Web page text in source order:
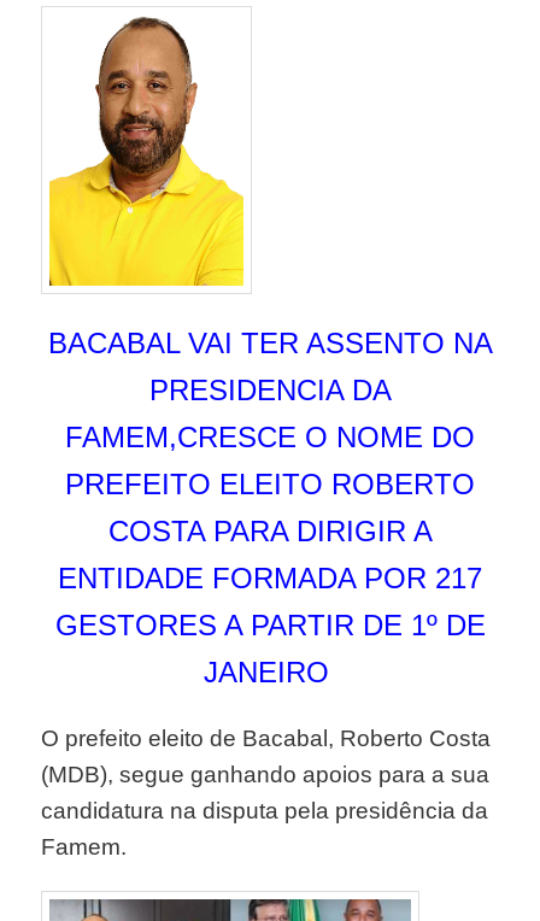
BACABAL VAI TER ASSENTO NA
PRESIDENCIA DA
FAMEM,CRESCE O NOME DO
PREFEITO ELEITO ROBERTO
COSTA PARA DIRIGIR A
ENTIDADE FORMADA POR 217
GESTORES A PARTIR DE 1º DE
JANEIRO
O prefeito eleito de Bacabal, Roberto Costa
(MDB), segue ganhando apoios para a sua
candidatura na disputa pela presidência da
Famem.